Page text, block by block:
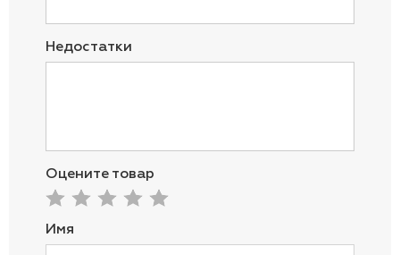
Недостатки
Оцените товар
Имя